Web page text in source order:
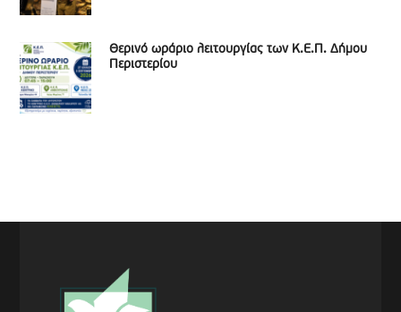
Θερινό ωράριο λειτουργίας των Κ.Ε.Π. Δήμου
Περιστερίου